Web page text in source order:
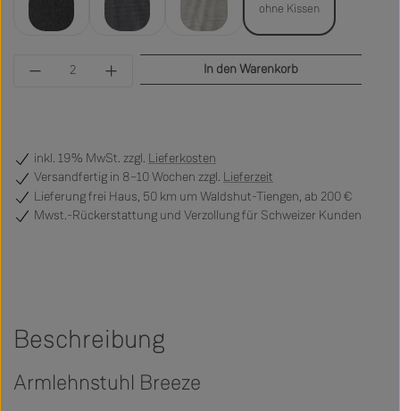
Cane-line Natté, blackCane-line Natté, greyCane-line Natté, light grey
ohne Kissen
Produkt Anzahl: Gib den gewünschten Wert
In den Warenkorb
inkl. 19% MwSt. zzgl. Lieferkosten
Versandfertig in 8–10 Wochen zzgl. Lieferzeit
Lieferung frei Haus, 50 km um Waldshut-Tiengen, ab 200 €
Mwst.-Rückerstattung und Verzollung für Schweizer Kunden
Beschreibung
Armlehnstuhl Breeze